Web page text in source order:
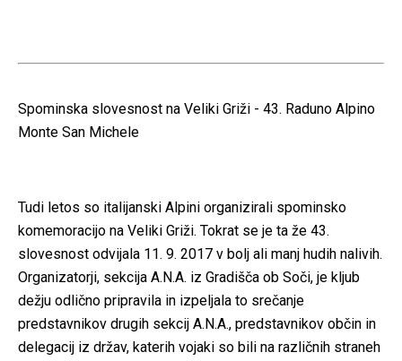
Spominska slovesnost na Veliki Griži - 43. Raduno Alpino
Monte San Michele
Tudi letos so italijanski Alpini organizirali spominsko
komemoracijo na Veliki Griži. Tokrat se je ta že 43.
slovesnost odvijala 11. 9. 2017 v bolj ali manj hudih nalivih.
Organizatorji, sekcija A.N.A. iz Gradišča ob Soči, je kljub
dežju odlično pripravila in izpeljala to srečanje
predstavnikov drugih sekcij A.N.A., predstavnikov občin in
delegacij iz držav, katerih vojaki so bili na različnih straneh